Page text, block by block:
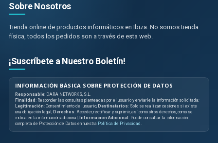
Sobre Nosotros
Tienda online de productos informáticos en Ibiza. No somos tienda
física, todos los pedidos son a través de esta web.
¡Suscríbete a Nuestro Boletín!
INFORMACIÓN BÁSICA SOBRE PROTECCIÓN DE DATOS
Responsable: DARA NETWORKS, S.L.
Finalidad : Responder las consultas planteadas por el usuario y enviarle la información solicitada;
Legitimación: Consentimiento del usuario; Destinatarios: Solo se realizan cesiones si existe
una obligación legal; Derechos: Acceder, rectificar y suprimir, así como otros derechos, como se
indica en la información adicional; Información Adicional : Puede consultar la información
completa de Protección de Datos en nuestra Política de Privacidad